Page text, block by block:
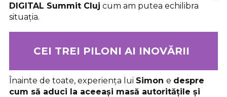
DIGITAL Summit Cluj cum am putea echilibra
situația.
CEI TREI PILONI AI INOVĂRII
Înainte de toate, experiența lui Simon e despre
cum să aduci la aceeași masă autoritățile și